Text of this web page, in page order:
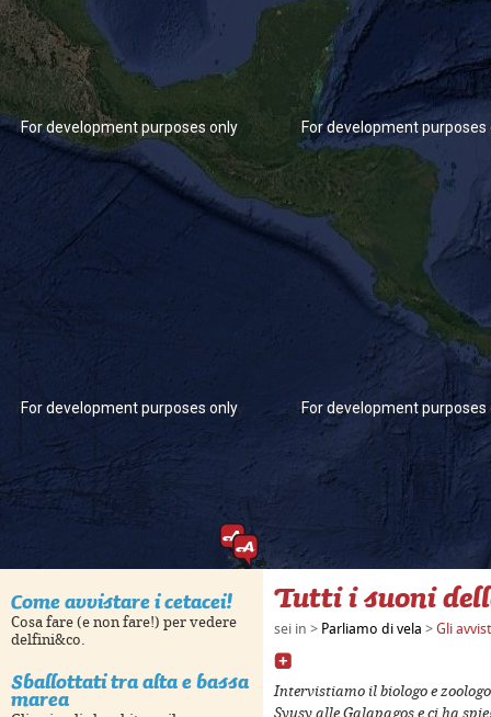
For development purposes only For development purposes
For development purposes
For development purposes only
For development purposes only For development purposes
Come avvistare i cetacei!
Cosa fare (e non fare!) per vedere
delfini&co.
Sballottati tra alta e bassa
marea
Tutti i suoni
sei in > Parliamo di vela > Gli
Intervistiamo il biologo e
Syusy alle Galapagos e ci ha